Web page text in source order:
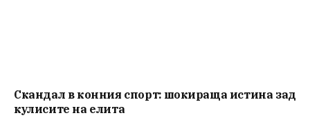
Скандал в конния спорт: шокираща истина зад
кулисите на елита